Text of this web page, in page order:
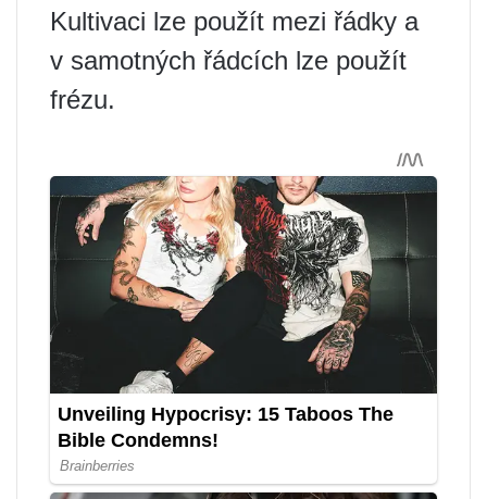
Kultivaci lze použít mezi řádky a
v samotných řádcích lze použít
frézu.